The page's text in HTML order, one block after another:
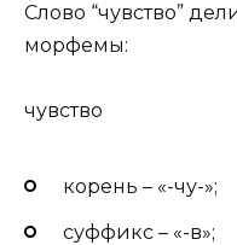
Слово “чувство”
морфемы:
чувство
корень – «-чу-»;
суффикс – «-в»;